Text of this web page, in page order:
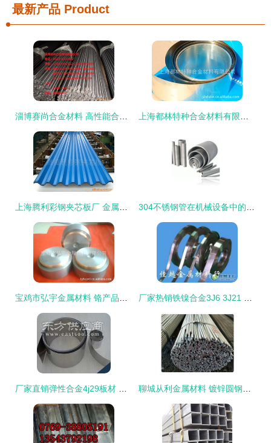
最新产品 Product